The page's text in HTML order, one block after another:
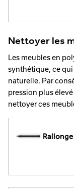
Nettoyer les
Les meubles en
synthétique, ce
naturelle. Par
pression plus
nettoyer ces